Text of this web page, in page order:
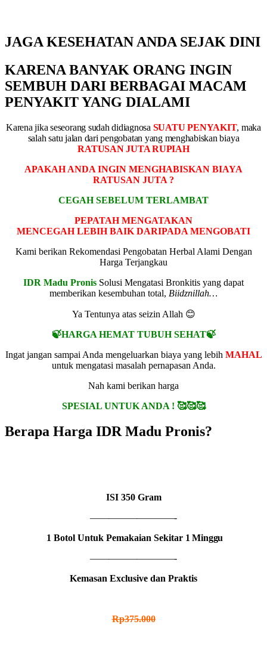
JAGA KESEHATAN ANDA SEJAK DINI
KARENA BANYAK ORANG INGIN
SEMBUH DARI BERBAGAI MACAM
PENYAKIT YANG DIALAMI
Karena jika seseorang sudah didiagnosa SUATU PENYAKIT, maka
salah satu jalan dari pengobatan yang menghabiskan biaya
RATUSAN JUTA RUPIAH
APAKAH ANDA INGIN MENGHABISKAN BIAYA
RATUSAN JUTA ?
CEGAH SEBELUM TERLAMBAT
PEPATAH MENGATAKAN
MENCEGAH LEBIH BAIK DARIPADA MENGOBATI
Kami berikan Rekomendasi Pengobatan Herbal Alami Dengan
Harga Terjangkau
IDR Madu Pronis Solusi Mengatasi Bronkitis yang dapat
memberikan kesembuhan total, Biidznillah…
Ya Tentunya atas seizin Allah 😊
🍃HARGA HEMAT TUBUH SEHAT🍃
Ingat jangan sampai Anda mengeluarkan biaya yang lebih MAHAL
untuk mengatasi masalah pernapasan Anda.
Nah kami berikan harga
SPESIAL UNTUK ANDA ! 🥰🥰🥰
Berapa Harga IDR Madu Pronis?
ISI350 Gram
—————————-
1 Botol Untuk Pemakaian Sekitar 1 Minggu
—————————-
Kemasan Exclusive dan Praktis
Rp375.000